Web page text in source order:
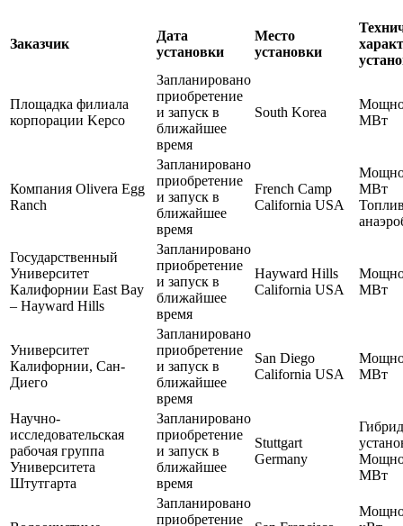
Заказчик
Дата
установки
Место
установки
Площадка филиала
корпорации Kepco
Запланировано
приобретение
и запуск в
ближайшее
время
South Korea
МВт
Компания Olivera Egg
Ranch
Запланировано
приобретение
и запуск в
ближайшее
время
French Camp
California USA
МВт
Государственный
Университет
Калифорнии East Bay
– Hayward Hills
Запланировано
приобретение
и запуск в
ближайшее
время
Hayward Hills
California USA
МВт
Университет
Калифорнии, Сан-
Диего
Запланировано
приобретение
и запуск в
ближайшее
время
San Diego
California USA
МВт
Научно-
исследовательская
рабочая группа
Университета
Штутгарта
Запланировано
приобретение
и запуск в
ближайшее
время
Stuttgart
Germany
МВт
Запланировано
приобретение